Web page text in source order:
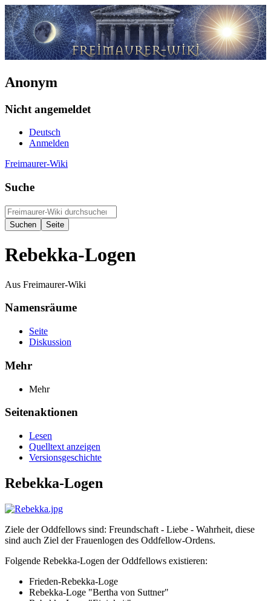
Anonym
Nicht angemeldet
Deutsch
Anmelden
Freimaurer-Wiki
Suche
Rebekka-Logen
Aus Freimaurer-Wiki
Namensräume
Seite
Diskussion
Mehr
Mehr
Seitenaktionen
Lesen
Quelltext anzeigen
Versionsgeschichte
Rebekka-Logen
Ziele der Oddfellows sind: Freundschaft - Liebe - Wahrheit, diese
sind auch Ziel der Frauenlogen des Oddfellow-Ordens.
Folgende Rebekka-Logen der Oddfellows existieren:
Frieden-Rebekka-Loge
Rebekka-Loge "Bertha von Suttner"